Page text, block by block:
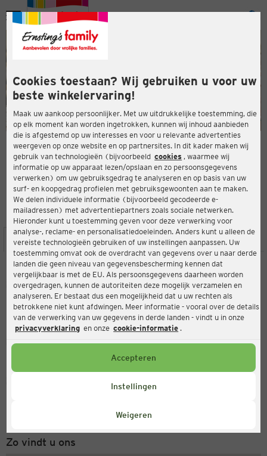
Cookies toestaan? Wij gebruiken u voor uw
beste winkelervaring!
Maak uw aankoop persoonlijker. Met uw uitdrukkelijke toestemming, die
op elk moment kan worden ingetrokken, kunnen wij inhoud aanbieden
die is afgestemd op uw interesses en voor u relevante advertenties
weergeven op onze website en op partnersites. In dit kader maken wij
gebruik van technologieën (bijvoorbeeld cookies , waarmee wij
informatie op uw apparaat lezen/opslaan en zo persoonsgegevens
verwerken) om uw gebruiksgedrag te analyseren en op basis van uw
surf- en koopgedrag profielen met gebruiksgewoonten aan te maken.
We delen individuele informatie (bijvoorbeeld gecodeerde e-
mailadressen) met advertentiepartners zoals sociale netwerken.
Hieronder kunt u toestemming geven voor deze verwerking voor
analyse-, reclame- en personalisatiedoeleinden. Anders kunt u alleen de
vereiste technologieën gebruiken of uw instellingen aanpassen. Uw
toestemming omvat ook de overdracht van gegevens over u naar derde
landen die geen niveau van gegevensbescherming kennen dat
vergelijkbaar is met de EU. Als persoonsgegevens daarheen worden
overgedragen, kunnen de autoriteiten deze mogelijk verzamelen en
analyseren. Er bestaat dus een mogelijkheid dat u uw rechten als
betrokkene niet kunt afdwingen. Meer informatie - vooral over de details
van de verwerking van uw gegevens in derde landen - vindt u in onze
privacyverklaring en onze cookie-informatie .
Accepteren
Instellingen
Weigeren
Menu
ERNSTING'S FAMILY-WINKEL
Am Steinheimer Tor 5
63450 Hanau
3,9
Beoordeling:
LOCATIE SERVICES ASSORTIMENT ACTIES
Ernsting's family
Am Steinheimer Tor 5, 63450 Hanau
Gesloten
Servicenummer
Maandag tot vrijdag 8-18 uur
Zo vindt u ons